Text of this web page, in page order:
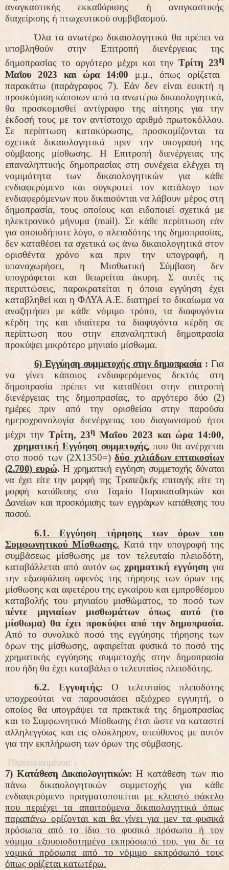
αναγκαστικής εκκαθάρισης ή αναγκαστικής
διαχείρισης ή πτωχευτικού συμβιβασμού.
Όλα τα ανωτέρω δικαιολογητικά θα πρέπει να
υποβληθούν στην Επιτροπή διενέργειας της
δημοπρασίας το αργότερο μέχρι και τηνΤρίτη 23η
Μαΐου 2023 και ώρα 14:00 μ.μ., όπως ορίζεται
παρακάτω (παράγραφος 7). Εάν δεν είναι εφικτή η
προσκόμιση κάποιων από τα ανωτέρω δικαιολογητικά,
θα προσκομισθεί αντίγραφο της αίτησης για την
έκδοσή τους με τον αντίστοιχο αριθμό πρωτοκόλλου.
Σε περίπτωση κατακύρωσης, προσκομίζονται τα
σχετικά δικαιολογητικά πριν την υπογραφή της
σύμβασης μίσθωσης. Η Επιτροπή διενέργειας της
επαναληπτικής δημοπρασίας στη συνέχεια ελέγχει τη
νομιμότητα των δικαιολογητικών για κάθε
ενδιαφερόμενο και συγκροτεί τον κατάλογο των
ενδιαφερόμενων που δικαιούνται να λάβουν μέρος στη
δημοπρασία, τους οποίους και ειδοποιεί σχετικά με
ηλεκτρονικό μήνυμα (mail). Σε κάθε περίπτωση εάν
για οποιοδήποτε λόγο, ο πλειοδότης της δημοπρασίας,
δεν καταθέσει τα σχετικά ως άνω δικαιολογητικά στον
ορισθέντα χρόνο και πριν την υπογραφή, η
υπαναχωρήσει, η Μισθωτική Σύμβαση δεν
υπογράφεται και θεωρείται άκυρη. Σ αυτές τις
περιπτώσεις, παρακρατείται η όποια εγγύηση έχει
καταβληθεί και η ΦΛΥΑ Α.Ε. διατηρεί το δικαίωμα να
αναζητήσει με κάθε νόμιμο τρόπο, τα διαφυγόντα
κέρδη της και ιδιαίτερα τα διαφυγόντα κέρδη σε
περίπτωση που στην επαναληπτική δημοπρασία
προκύψει μικρότερο μηνιαίο μίσθωμα.
6) Εγγύηση συμμετοχής στην δημοπρασία: Για
να γίνει κάποιος ενδιαφερόμενος δεκτός στη
δημοπρασία πρέπει να καταθέσει στην επιτροπή
διενέργειας της δημοπρασίας, το αργότεροδύο (2)
ημέρες
πριν από την ορισθείσα στην παρούσα
ημεροχρονολογία διενέργειας του διαγωνισμού ήτοι
μέχρι την Τρίτη, 23η Μαΐου 2023 και ώρα 14:00,
χρηματική Εγγύηση συμμετοχής, που θα ανέρχεται
στο ποσό των (2Χ1350=)δύο χιλιάδων επτακοσίων
(2.700) ευρώ.Η χρηματική εγγύηση συμμετοχής δύναται
να έχει είτε την μορφή της Τραπεζικής επιταγής είτε τη
μορφή κατάθεσης στο Ταμείο Παρακαταθηκών και
Δανείων και προσκόμισης των εγγράφων κατάθεσης του
ποσού.
6.1. Εγγύηση τήρησης των όρων του
Συμφωνητικού Μίσθωσης. Κατά την υπογραφή της
συμβάσεως μίσθωσης με τον τελευταίο πλειοδότη,
καταβάλλεται από αυτόν ωςχρηματική εγγύησηγια
την εξασφάλιση αφενός της τήρησης των όρων της
μίσθωσης και αφετέρου της εγκαίρου και εμπροθέσμου
καταβολής του μηνιαίου μισθώματος, το ποσό των
πέντε μηνιαίων μισθωμάτων όπως αυτό (το
μίσθωμα) θα έχει προκύψει από την δημοπρασία.
Από το συνολικό ποσό της εγγύησης τήρησης των
όρων της μίσθωσης, αφαιρείται φυσικά το ποσό της
χρηματικής εγγύησης συμμετοχής στην δημοπρασία
που ήδη θα έχει καταβάλει ο τελευταίος πλειοδότης.
6.2. Εγγυητής:Ο τελευταίος πλειοδότης
υποχρεούται να παρουσιάσει αξιόχρεο εγγυητή, ο
οποίος θα υπογράψει τα πρακτικά της δημοπρασίας
και το Συμφωνητικό Μίσθωσης έτσι ώστε να καταστεί
αλληλεγγύως και εις ολόκληρον, υπεύθυνος με αυτόν
για την εκπλήρωση των όρων της σύμβασης.
7) Κατάθεση Δικαιολογητικών: Η κατάθεση των πιο
πάνω δικαιολογητικών συμμετοχής για κάθε
ενδιαφερόμενο πραγματοποιείται με κλειστό φάκελο
που περιέχει τα απαιτούμενα δικαιολογητικά όπως
παραπάνω ορίζονται και θα γίνει για μεν τα φυσικά
πρόσωπα από το ίδιο το φυσικό πρόσωπο ή τον
νόμιμα εξουσιοδοτημένο εκπρόσωπό του, για δε τα
νομικά πρόσωπα από το νόμιμο εκπρόσωπό τους
όπως ορίζεται κατωτέρω.